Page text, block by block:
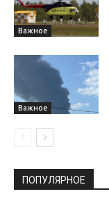
Важное
Важное
ПОПУЛЯРНОЕ